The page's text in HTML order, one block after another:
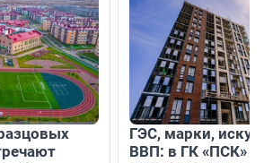
ГЭС, марки,
ВВП: в ГК «ПСК»